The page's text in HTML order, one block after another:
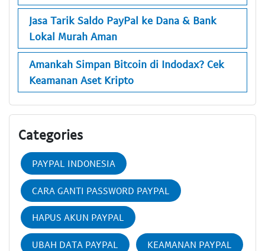
Jasa Tarik Saldo PayPal ke Dana & Bank
Lokal Murah Aman
Amankah Simpan Bitcoin di Indodax? Cek
Keamanan Aset Kripto
Categories
PAYPAL INDONESIA
CARA GANTI PASSWORD PAYPAL
HAPUS AKUN PAYPAL
UBAH DATA PAYPAL KEAMANAN PAYPAL